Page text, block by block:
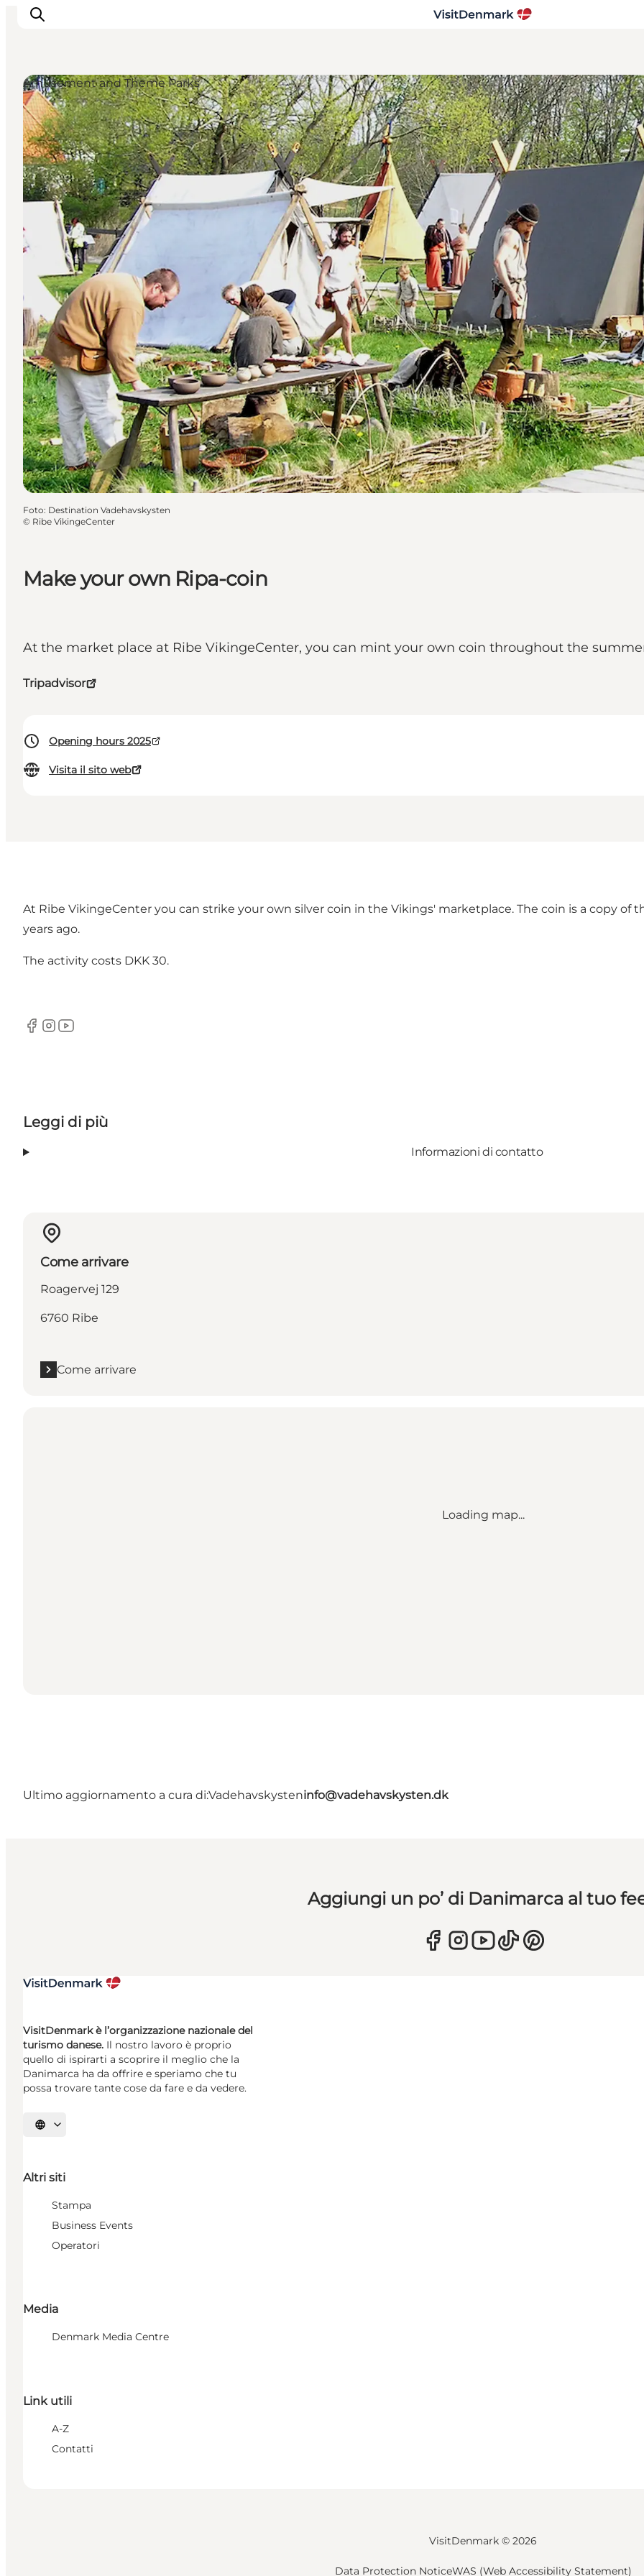
Ispirazioni
Dove andare
Cosa fare
Dove dormire
Pianifica il viaggio
Make your own Ripa-coin
At the market place at Ribe VikingeCenter, you can mint your own coin throughout the
Tripadvisor
Opening hours 2025
Visita il sito web
Amusement and Theme Parks
Foto: Destination Vadehavskysten
© Ribe VikingeCenter
At Ribe VikingeCenter you can strike your own silver coin in the Vikings' marketplace. The coin is a copy of
years ago.
The activity costs DKK 30.
Facebook
Instagram
YouTube
Leggi di più
Informazioni di contatto
Come arrivare
Roagervej 129
6760 Ribe
Come arrivare
Loading map...
Ultimo aggiornamento a cura di:Vadehavskysteninfo@vadehavskysten.dk
Aggiungi un po’ di Danimarca al tuo
VisitDenmark è l’organizzazione nazionale del
turismo danese. Il nostro lavoro è proprio
quello di ispirarti a scoprire il meglio che la
Danimarca ha da offrire e speriamo che tu
possa trovare tante cose da fare e da vedere.
Seleziona la lingua
Altri siti
Stampa
Business Events
Operatori
Media
Denmark Media Centre
Link utili
A-Z
Contatti
VisitDenmark © 2026
Data Protection NoticeWAS (Web Accessibility Statement)